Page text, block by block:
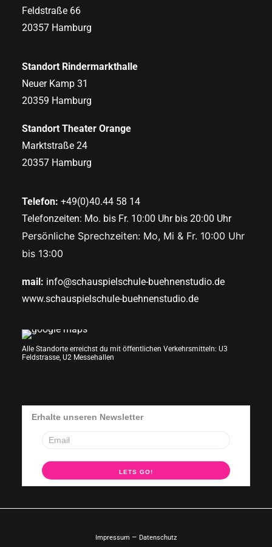
Feldstraße 66
20357 Hamburg
Standort Rindermarkthalle
Neuer Kamp 31
20359 Hamburg
Standort Theater Orange
Marktstraße 24
20357 Hamburg
Telefon: +49(0)40.44 58 14
Telefonzeiten: Mo. bis Fr. 10:00 Uhr bis 20:00 Uhr
Persönliche Sprechzeiten: Mo, Mi & Fr. 10:00 Uhr
bis 13:00
mail: info@schauspielschule-buehnenstudio.de
www.schauspielschule-buehnenstudio.de
Alle Standorte erreichst du mit öffentlichen Verkehrsmitteln: U3
Feldstrasse, U2 Messehallen
Erhalte unseren Newsletter
Impressum – Datenschutz